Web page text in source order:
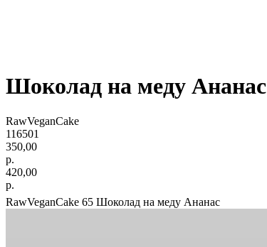
Шоколад на меду Ананас
RawVeganCake
116501
350,00
р.
420,00
р.
RawVeganCake 65 Шоколад на меду Ананас